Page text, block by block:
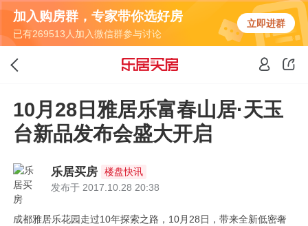
加入购房群，专家带你选好房
已有269513人加入微信群参与讨论
立即进群
10月28日雅居乐富春山居·天玉
台新品发布会盛大开启
乐居买房
楼盘快讯
发布于 2017.10.28 20:38
成都雅居乐花园走过10年探索之路，10月28日，带来全新低密奢